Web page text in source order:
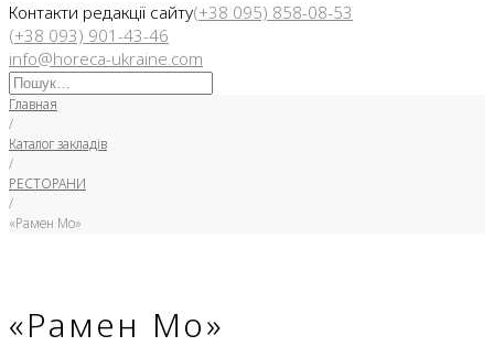
Контакти редакції сайту(+38 095) 858-08-53
(+38 093) 901-43-46
info@horeca-ukraine.com
Искать:
Главная
/
Каталог закладів
/
РЕСТОРАНИ
/
«Рамен Мо»
«Рамен Мо»